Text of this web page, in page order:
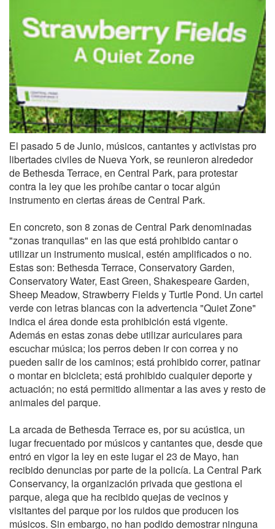
El pasado 5 de Junio, músicos, cantantes y activistas pro
libertades civiles de Nueva York, se reunieron alrededor
de Bethesda Terrace, en Central Park, para protestar
contra la ley que les prohíbe cantar o tocar algún
instrumento en ciertas áreas de Central Park.
En concreto, son 8 zonas de Central Park denominadas
"zonas tranquilas" en las que está prohibido cantar o
utilizar un instrumento musical, estén amplificados o no.
Estas son: Bethesda Terrace, Conservatory Garden,
Conservatory Water, East Green, Shakespeare Garden,
Sheep Meadow, Strawberry Fields y Turtle Pond. Un cartel
verde con letras blancas con la advertencia "Quiet Zone"
indica el área donde esta prohibición está vigente.
Además en estas zonas debe utilizar auriculares para
escuchar música; los perros deben ir con correa y no
pueden salir de los caminos; está prohibido correr, patinar
o montar en bicicleta; está prohibido cualquier deporte y
actuación; no está permitido alimentar a las aves y resto de
animales del parque.
La arcada de Bethesda Terrace es, por su acústica, un
lugar frecuentado por músicos y cantantes que, desde que
entró en vigor la ley en este lugar el 23 de Mayo, han
recibido denuncias por parte de la policía. La Central Park
Conservancy, la organización privada que gestiona el
parque, alega que ha recibido quejas de vecinos y
visitantes del parque por los ruidos que producen los
músicos. Sin embargo, no han podido demostrar ninguna